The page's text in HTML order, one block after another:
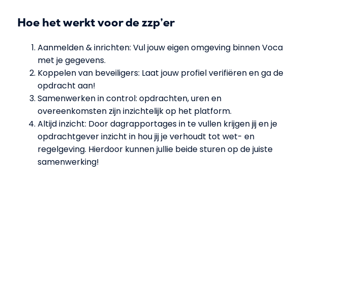
Hoe het werkt voor de zzp’er
Aanmelden & inrichten: Vul jouw eigen omgeving binnen Voca
met je gegevens.
Koppelen van beveiligers: Laat jouw profiel verifiëren en ga de
opdracht aan!
Samenwerken in control: opdrachten, uren en
overeenkomsten zijn inzichtelijk op het platform.
Altijd inzicht: Door dagrapportages in te vullen krijgen jij en je
opdrachtgever inzicht in hou jij je verhoudt tot wet- en
regelgeving. Hierdoor kunnen jullie beide sturen op de juiste
samenwerking!